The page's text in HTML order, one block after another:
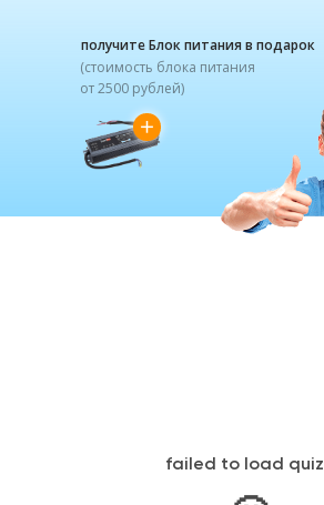
получите Блок питания в подарок
(стоимость блока питания
от 2500 рублей)